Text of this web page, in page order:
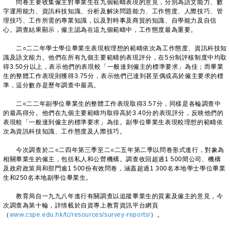
問卷主要收集僱主對畢業生在九個範疇表現的意見，分別為語文能力、數
字運用能力、資訊科技知識、分析及解決問題能力、工作態度、人際技巧、管
理技巧、工作所需的專業知識，以及對時事及商貿的知識、自學能力及自信
心。調查結果顯示，僱主認為在這九個範疇中，工作態度最為重要。
二○二二年學士學位畢業生表現較理想的範疇依次為工作態度、資訊科技知
識及語文能力。他們在所有九個主要範疇的表現評分，在5分制評核制度中均取
得3.50分以上，表示他們的表現較「一般達到僱主的標準要求」為佳；而畢業
生的整體工作表現則獲得3.75分，表示他們已達到甚至偶或高於僱主要求的標
準，這分數亦是歷年調查中最高。
二○二二年副學位畢業生的整體工作表現取得3.57分，同樣是各輪調查中
的最高得分。他們在九個主要範疇均取得高於3.40分的表現評分，反映他們的
表現較「一般達到僱主的標準要求」為佳。副學位畢業生表現較理想的範疇依
次為資訊科技知識、工作態度及人際技巧。
今次調查於二○二四年第三季至二○二五年第二季以問卷形式進行，對象為
相關畢業生的僱主，包括私人和公營機構。調查收回超過1 500間公司、機構
及政府政策局和部門逾1 500份有效問卷，涵蓋超過1 300名本地學士學位畢業
生和250名本地副學位畢業生。
教育局自一九九八年進行有關調查以追蹤畢業生的質素及僱主的意見，今
次調查為第十輪，詳情載於自資專上教育資訊平台網頁
（ www.cspe.edu.hk/tc/resources/survey-reports/）。